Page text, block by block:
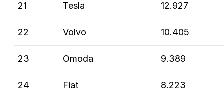
21 Tesla 12.927
22 Volvo 10.405
23 Omoda 9.389
24 Fiat 8.223